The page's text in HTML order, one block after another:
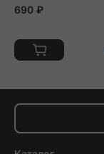
690 ₽